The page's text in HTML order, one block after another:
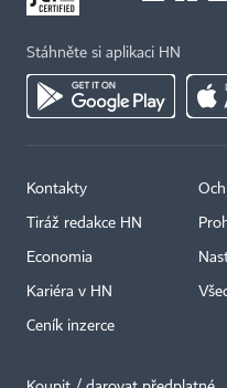
Stáhněte si aplikaci HN
Kontakty
Tiráž redakce HN
Economia
Kariéra v HN
Ceník inzerce